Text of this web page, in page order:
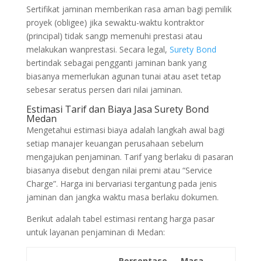
Sertifikat jaminan memberikan rasa aman bagi pemilik
proyek (obligee) jika sewaktu-waktu kontraktor
(principal) tidak sangp memenuhi prestasi atau
melakukan wanprestasi. Secara legal, Surety Bond
bertindak sebagai pengganti jaminan bank yang
biasanya memerlukan agunan tunai atau aset tetap
sebesar seratus persen dari nilai jaminan.
Estimasi Tarif dan Biaya Jasa Surety Bond
Medan
Mengetahui estimasi biaya adalah langkah awal bagi
setiap manajer keuangan perusahaan sebelum
mengajukan penjaminan. Tarif yang berlaku di pasaran
biasanya disebut dengan nilai premi atau “Service
Charge”. Harga ini bervariasi tergantung pada jenis
jaminan dan jangka waktu masa berlaku dokumen.
Berikut adalah tabel estimasi rentang harga pasar
untuk layanan penjaminan di Medan: